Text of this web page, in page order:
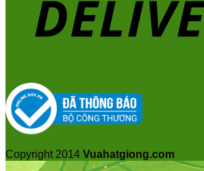
Copyright 2014 Vuahatgiong.com